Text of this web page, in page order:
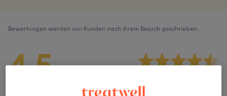
Bewertungen werden von Kunden nach ihrem Besuch geschrieben.
4,5